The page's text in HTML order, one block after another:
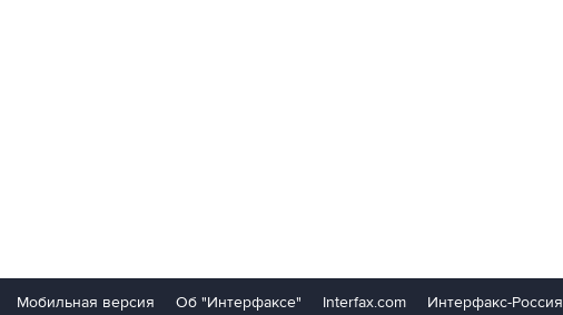
Мобильная версия Об "Интерфаксе" Interfax.com Интерфакс-Россия